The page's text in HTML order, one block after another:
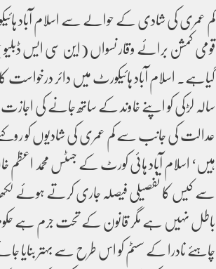
کم عمری کی شادی کے حوالے سے اسلام
قومی کمشن برائے وقار نسواں (این سی ایس
گیاہے۔ اسلام آباد ہائیکورٹ میں دائر
سالہ لڑکی کو اپنے خاوند کے ساتھ جانے کی
عدالت کی جانب سے کم عمری کی شادیوں کو
ہیں‘ اسلام آباد ہائی کورٹ کے جسٹس محمد
سے کیس کا تفصیلی فیصلہ جاری کرتے ہوئے
باطل نہیں ہے مگر قانون کے تحت جرم ہے
چاہئے نادرا کے سسٹم کو اس طرح سے بہتر بنایا